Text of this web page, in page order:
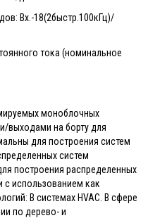
Вх.-18(2быстр.100кГц)/
тока (номинальное
моноблочных
выходами на борту для
для построения систем
систем
построения распределенных
с использованием как
В системах HVAC. В сфере
по дерево- и